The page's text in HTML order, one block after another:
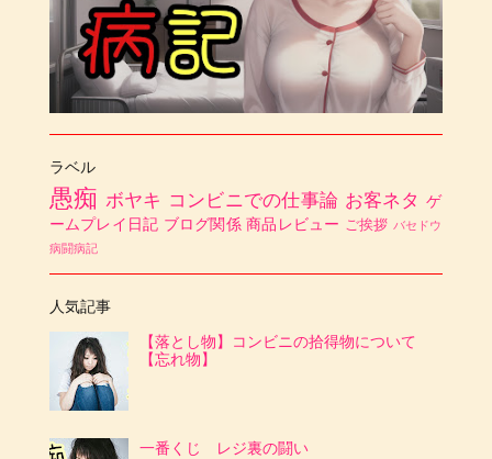
ラベル
愚痴 ボヤキ コンビニでの仕事論 お客ネタ ゲ
ームプレイ日記 ブログ関係 商品レビュー ご挨拶 バセドウ
病闘病記
人気記事
【落とし物】コンビニの拾得物について
【忘れ物】
一番くじ レジ裏の闘い